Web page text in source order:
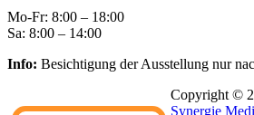
Mo-Fr: 8:00 – 18:00
Sa: 8:00 – 14:00
Info: Besichtigung der Ausstellung nur
Copyright ©
Synergie